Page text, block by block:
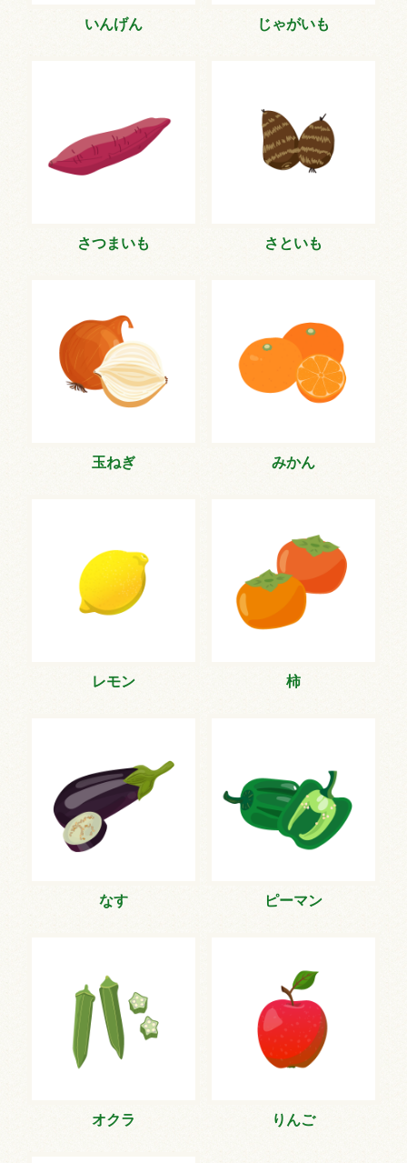
いんげん じゃがいも
さつまいも さといも
玉ねぎ みかん
レモン 柿
なす ピーマン
オクラ りんご